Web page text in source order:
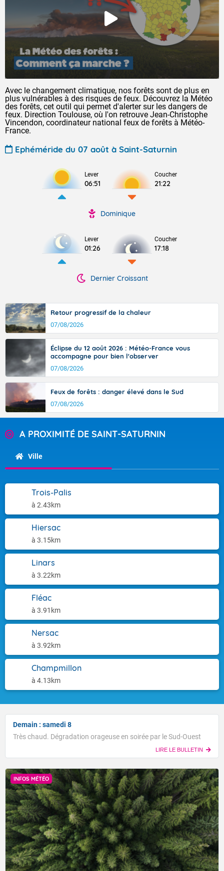
Avec le changement climatique, nos forêts sont de plus en
plus vulnérables à des risques de feux. Découvrez la Météo
des forêts, cet outil qui permet d'alerter sur les dangers de
feux. Direction Toulouse, où l'on retrouve Jean-Christophe
Vincendon, coordinateur national feux de forêts à Météo-
France.
Ephéméride du 07 août à Saint-Saturnin
Lever
06:51
Coucher
21:22
Dominique
Lever
01:26
Coucher
17:18
Dernier Croissant
Retour progressif de la chaleur
07/08/2026
Éclipse du 12 août 2026 : Météo-France vous
accompagne pour bien l'observer
07/08/2026
Feux de forêts : danger élevé dans le Sud
07/08/2026
A PROXIMITÉ DE SAINT-SATURNIN
Ville
Trois-Palis
à 2.43km
Hiersac
à 3.15km
Linars
à 3.22km
Fléac
à 3.91km
Nersac
à 3.92km
Champmillon
à 4.13km
Demain : samedi 8
Très chaud. Dégradation orageuse en soirée par le Sud-Ouest
LIRE LE BULLETIN
INFOS MÉTÉO